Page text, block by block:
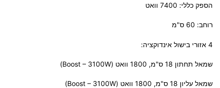
הספק כללי: 7400 וואט
רוחב: 60 ס"מ
4 אזורי בישול אינדוקציה:
שמאל תחתון 18 ס"מ, 1800 וואט (Boost – 3100W)
שמאל עליון 18 ס"מ, 1800 וואט (Boost – 3100W)